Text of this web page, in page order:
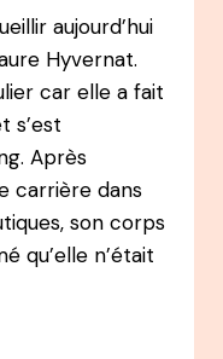
aujourd’hui
Hyvernat.
car elle a fait
s’est
Après
carrière dans
son corps
qu’elle n’était